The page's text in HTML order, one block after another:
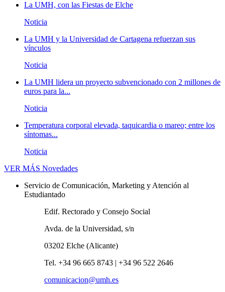
La UMH, con las Fiestas de Elche
Noticia
La UMH y la Universidad de Cartagena refuerzan sus
vínculos
Noticia
La UMH lidera un proyecto subvencionado con 2 millones de
euros para la...
Noticia
Temperatura corporal elevada, taquicardia o mareo; entre los
síntomas...
Noticia
VER MÁS Novedades
Servicio de Comunicación, Marketing y Atención al
Estudiantado
Edif. Rectorado y Consejo Social
Avda. de la Universidad, s/n
03202 Elche (Alicante)
Tel. +34 96 665 8743 | +34 96 522 2646
comunicacion@umh.es